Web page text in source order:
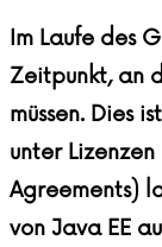
Im Laufe des
Zeitpunkt, an
müssen. Dies
unter
Agreements)
von Java EE